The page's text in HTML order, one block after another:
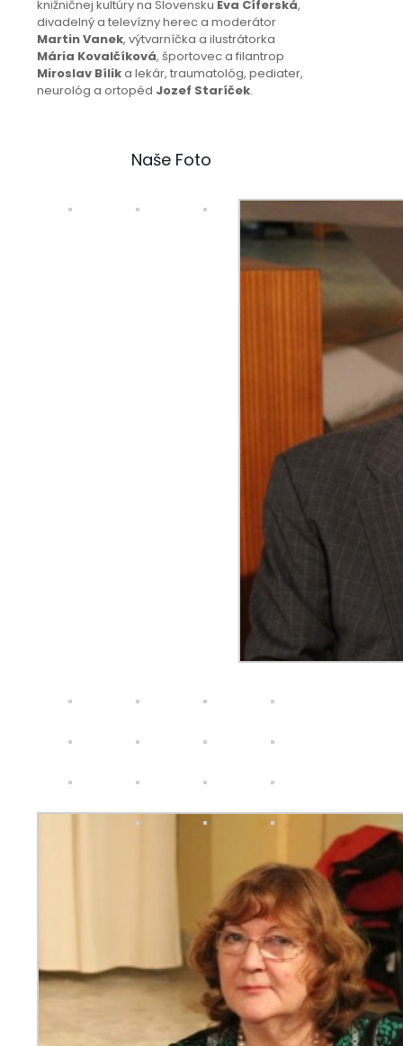
knižničnej kultúry na Slovensku Eva Cíferská,
divadelný a televízny herec a moderátor
Martin Vanek, výtvarníčka a ilustrátorka
Mária Kovalčíková, športovec a filantrop
Miroslav Bílika lekár, traumatológ, pediater,
neurológ a ortopéd Jozef Staríček.
Naše Foto